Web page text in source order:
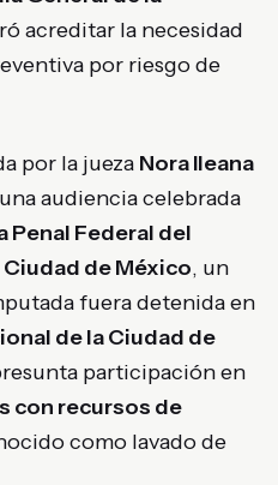
acreditar la necesidad
por riesgo de
por la jueza Nora Ileana
audiencia celebrada
Penal Federal del
Ciudad de México, un
fuera detenida en
de la Ciudad de
participación en
con recursos de
como lavado de